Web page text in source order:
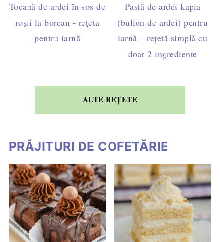
Tocană de ardei în sos de
roșii la borcan - rețeta
pentru iarnă
Pastă de ardei kapia
(bulion de ardei) pentru
iarnă – rețetă simplă cu
doar 2 ingrediente
ALTE REȚETE
PRĂJITURI DE COFETĂRIE